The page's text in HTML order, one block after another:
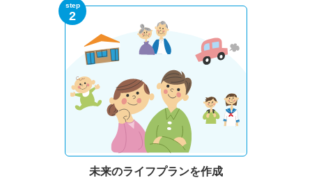
step
2
未来のライフプランを作成